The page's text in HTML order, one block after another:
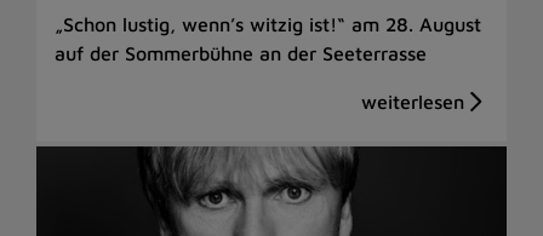
„Schon lustig, wenn’s witzig ist!“ am 28. August
auf der Sommerbühne an der Seeterrasse